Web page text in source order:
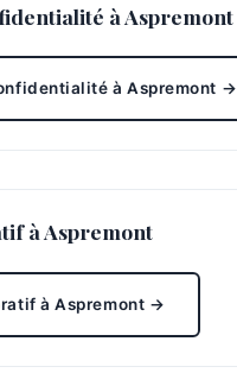
à Aspremont
à Aspremont →
à Aspremont
à Aspremont →